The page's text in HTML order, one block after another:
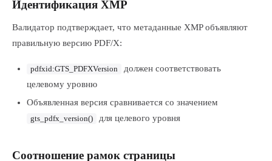
Идентификация XMP
Валидатор подтверждает, что метаданные XMP объявляют
правильную версию PDF/X:
pdfxid:GTS_PDFXVersion
должен соответствовать
целевому уровню
Объявленная версия сравнивается со значением
gts_pdfx_version() для целевого уровня
Соотношение рамок страницы